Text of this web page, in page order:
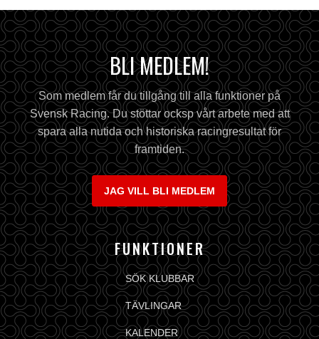
BLI MEDLEM!
Som medlem får du tillgång till alla funktioner på
Svensk Racing. Du stöttar ocksp vårt arbete med att
spara alla nutida och historiska racingresultat för
framtiden.
JAG VILL BLI MEDLEM
FUNKTIONER
SÖK KLUBBAR
TÄVLINGAR
KALENDER